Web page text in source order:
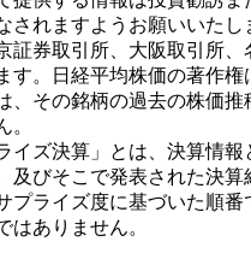
れますようお願いいたし
券取引所、大阪取引所、
。日経平均株価の著作権
、その銘柄の過去の株価
。
イズ決算」とは、決算情
及びそこで発表された決
プライズ度に基づいた順
はありません。